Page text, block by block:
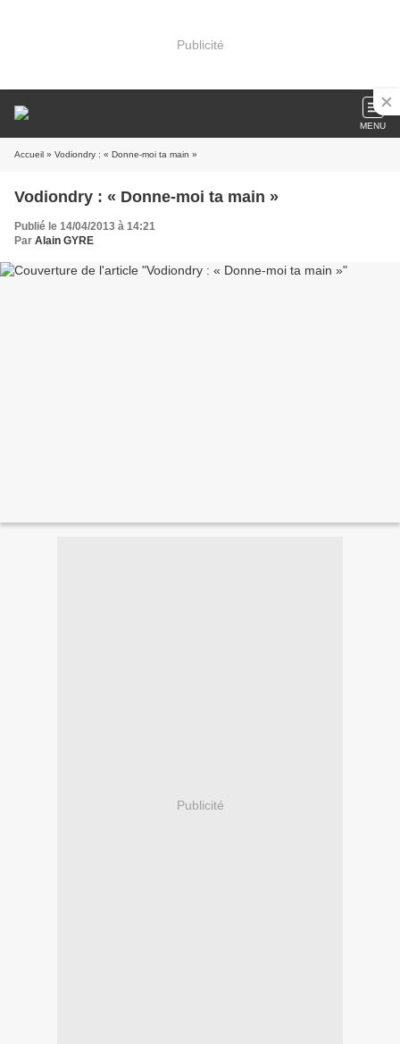
Publicité
MENU
Accueil » Vodiondry : « Donne-moi ta main »
Vodiondry : « Donne-moi ta main »
Publié le 14/04/2013 à 14:21
Par Alain GYRE
Publicité